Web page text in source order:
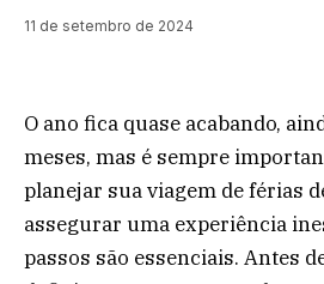
11 de setembro de 2024
O ano fica quase acabando,
meses, mas é sempre
planejar sua viagem de férias
assegurar uma experiência
passos são essenciais. Antes